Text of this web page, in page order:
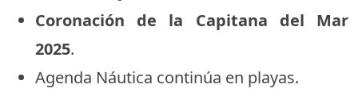
Coronación de la Capitana del Mar
2025.
Agenda Náutica continúa en playas.